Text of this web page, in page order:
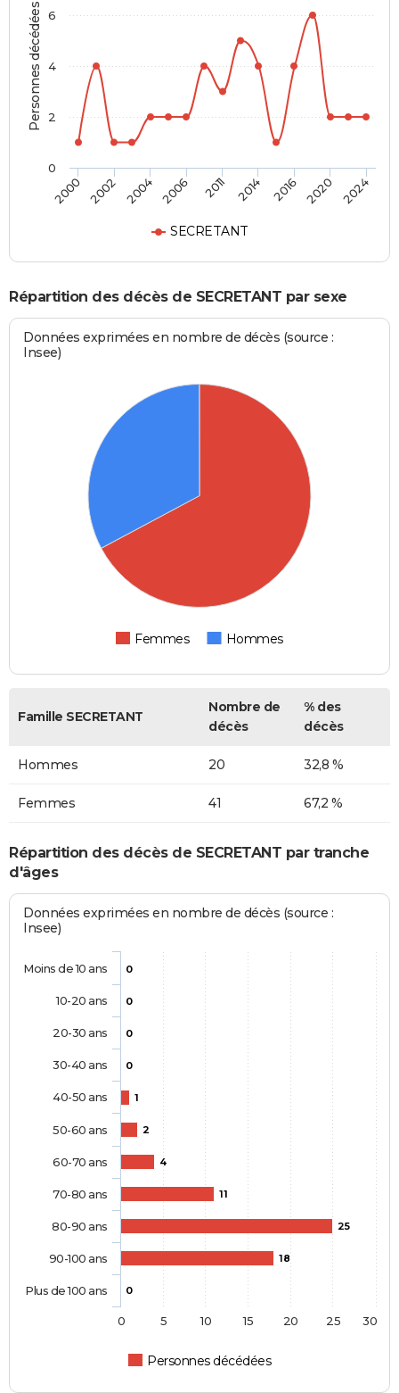
Personnes décédées
SECRETANT
2000 2002 2004 2006 2011 2014 2016 2020 2024
0
2
4
6
Répartition des décès de SECRETANT par sexe
Données exprimées en nombre de décès (source :
Insee)
Femmes Hommes
Famille SECRETANT
Nombre de
décès
% des
décès
Hommes 20 32,8 %
Femmes 41 67,2 %
Répartition des décès de SECRETANT par tranche
d'âges
Données exprimées en nombre de décès (source :
Insee)
0
0
0
0
1
2
4
11
25
18
0
Personnes décédées
Moins de 10 ans
10-20 ans
20-30 ans
30-40 ans
40-50 ans
50-60 ans
60-70 ans
70-80 ans
80-90 ans
90-100 ans
Plus de 100 ans
0 5 10 15 20 25 30